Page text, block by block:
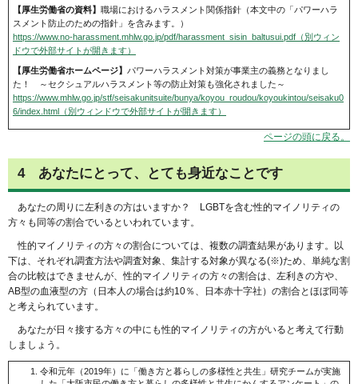
【厚生労働省の資料】 職場におけるハラスメント関係指針（本文中の「パワーハラ
スメント防止のための指針」を含みます。）
https://www.no-harassment.mhlw.go.jp/pdf/harassment_sisin_baltusui.pdf（別ウィン
ドウで外部サイトが開きます）
【厚生労働省ホームページ】 パワーハラスメント対策が事業主の義務となりまし
た！ ～セクシュアルハラスメント等の防止対策も強化されました～
https://www.mhlw.go.jp/stf/seisakunitsuite/bunya/koyou_roudou/koyoukintou/seisaku0
6/index.html（別ウィンドウで外部サイトが開きます）
ページの頭に戻る。
4 あなたにとって、とても身近なことです
あなたの周りに左利きの方はいますか？ LGBTを含む性的マイノリティの
方々も同等の割合でいるといわれています。
性的マイノリティの方々の割合については、複数の調査結果があります。以
下は、それぞれ調査方法や調査対象、集計する対象が異なる(※)ため、単純な割
合の比較はできませんが、性的マイノリティの方々の割合は、左利きの方や、
AB型の血液型の方（日本人の場合は約10％、日本赤十字社）の割合とほぼ同等
と考えられています。
あなたが日々接する方々の中にも性的マイノリティの方がいると考えて行動
しましょう。
令和元年（2019年）に「働き方と暮らしの多様性と共生」研究チームが実施